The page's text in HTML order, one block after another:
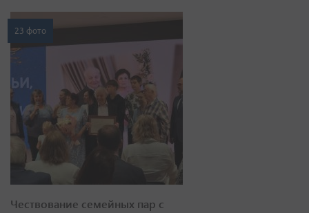
23 фото
Чествование семейных пар с